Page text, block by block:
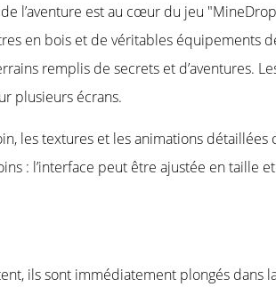
de l’aventure est au cœur du jeu
en bois et de véritables équipements
remplis de secrets et d’aventures.
plusieurs écrans.
les textures et les animations
: l’interface peut être ajustée en
ils sont immédiatement plongés dans